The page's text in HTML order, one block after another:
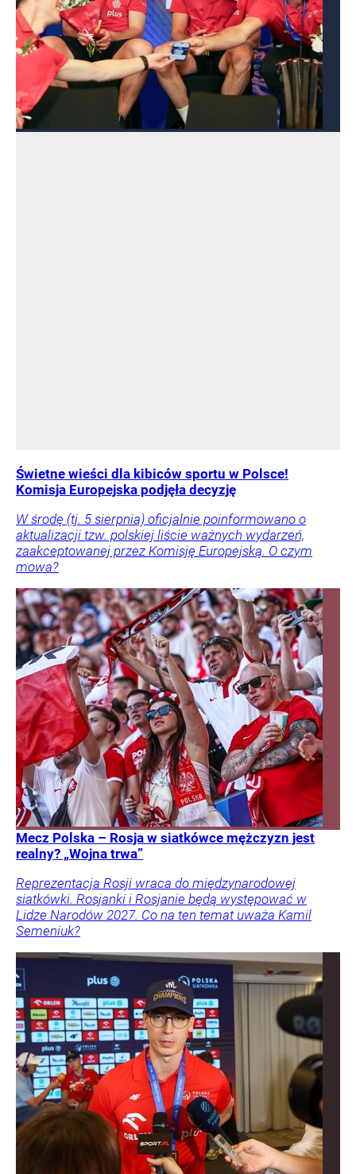
Świetne wieści dla kibiców sportu w Polsce!
Komisja Europejska podjęła decyzję
W środę (tj. 5 sierpnia) oficjalnie poinformowano o
aktualizacji tzw. polskiej liście ważnych wydarzeń,
zaakceptowanej przez Komisję Europejską. O czym
mowa?
Mecz Polska – Rosja w siatkówce mężczyzn jest
realny? „Wojna trwa”
Reprezentacja Rosji wraca do międzynarodowej
siatkówki. Rosjanki i Rosjanie będą występować w
Lidze Narodów 2027. Co na ten temat uważa Kamil
Semeniuk?